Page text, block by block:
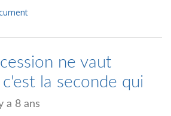
ne vaut
la seconde qui
a 8 ans